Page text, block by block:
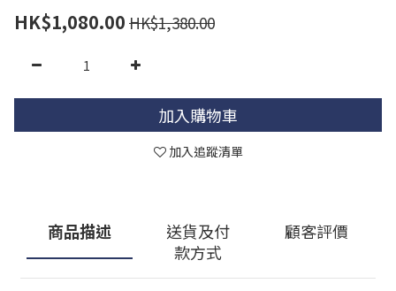
HK$1,080.00 HK$1,380.00
加入購物車
加入追蹤清單
商品描述
送貨及付
款方式
顧客評價